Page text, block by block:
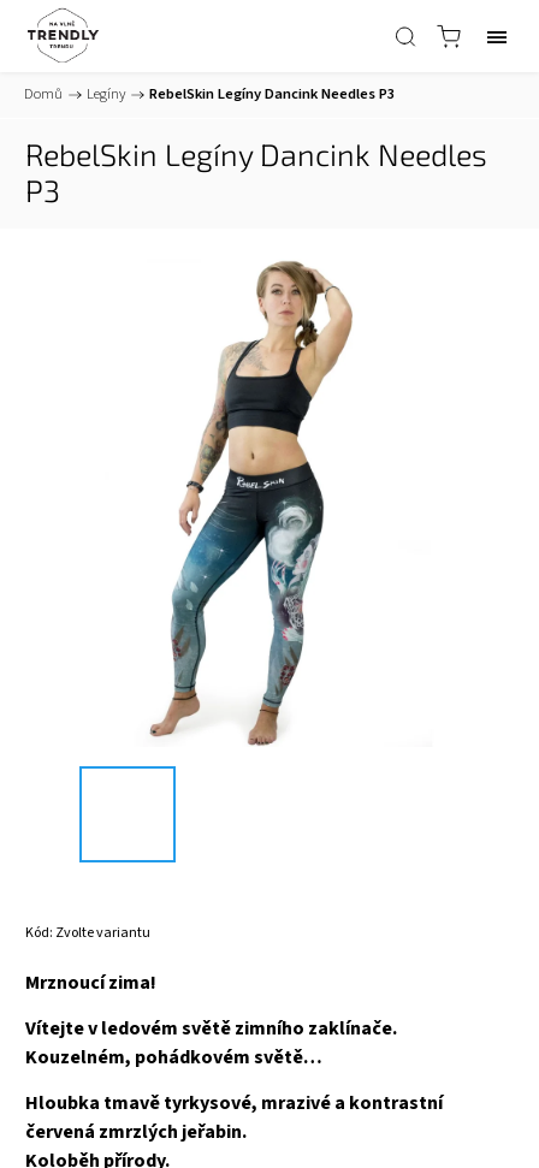
Domů / Legíny / RebelSkin Legíny Dancink Needles P3
RebelSkin Legíny Dancink Needles
P3
Kód: Zvolte variantu
Mrznoucí zima!
Vítejte v ledovém světě zimního zaklínače.
Kouzelném, pohádkovém světě…
Hloubka tmavě tyrkysové, mrazivé a kontrastní
červená zmrzlých jeřabin.
Koloběh přírody.